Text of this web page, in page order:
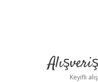
Keyifli